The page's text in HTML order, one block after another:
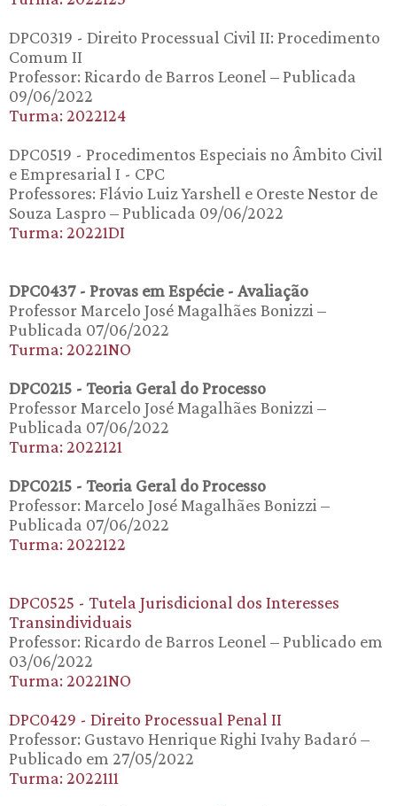
DPC0319 - Direito Processual Civil II: Procedimento
Comum II
Professor: Ricardo de Barros Leonel – Publicada
09/06/2022
Turma: 2022124
DPC0519 - Procedimentos Especiais no Âmbito Civil
e Empresarial I - CPC
Professores: Flávio Luiz Yarshell e Oreste Nestor de
Souza Laspro – Publicada 09/06/2022
Turma: 20221DI
DPC0437 - Provas em Espécie - Avaliação
Professor Marcelo José Magalhães Bonizzi –
Publicada 07/06/2022
Turma: 20221NO
DPC0215 - Teoria Geral do Processo
Professor Marcelo José Magalhães Bonizzi –
Publicada 07/06/2022
Turma: 2022121
DPC0215 - Teoria Geral do Processo
Professor: Marcelo José Magalhães Bonizzi –
Publicada 07/06/2022
Turma: 2022122
DPC0525 - Tutela Jurisdicional dos Interesses
Transindividuais
Professor: Ricardo de Barros Leonel – Publicado em
03/06/2022
Turma: 20221NO
DPC0429 - Direito Processual Penal II
Professor: Gustavo Henrique Righi Ivahy Badaró –
Publicado em 27/05/2022
Turma: 2022111